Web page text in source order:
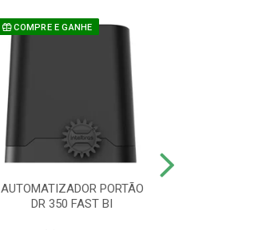
COMPRE E GANHE
AUTOMATIZADOR PORTÃO
DR 350 FAST BI